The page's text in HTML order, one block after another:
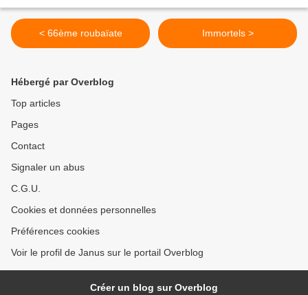
< 66ème roubaïate Immortels >
Hébergé par Overblog
Top articles
Pages
Contact
Signaler un abus
C.G.U.
Cookies et données personnelles
Préférences cookies
Voir le profil de Janus sur le portail Overblog
Créer un blog sur Overblog